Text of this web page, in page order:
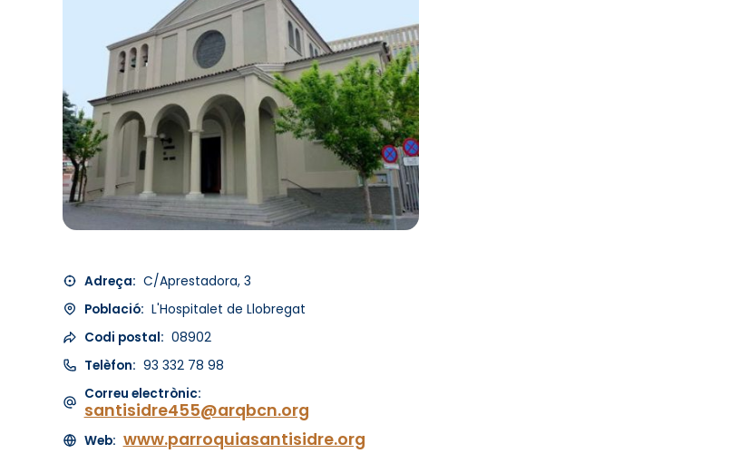
Adreça: C/Aprestadora, 3
Població: L'Hospitalet de Llobregat
Codi postal: 08902
Telèfon: 93 332 78 98
Correu electrònic:
santisidre455@arqbcn.org
Web: www.parroquiasantisidre.org